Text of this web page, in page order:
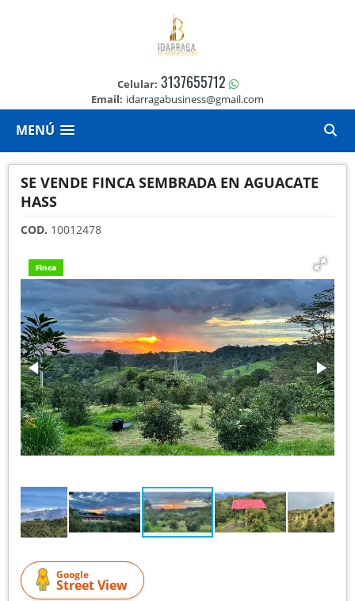
Celular: 3137655712
Email: idarragabusiness@gmail.com
MENÚ
SE VENDE FINCA SEMBRADA EN AGUACATE
HASS
COD. 10012478
Finca
Google
Street View